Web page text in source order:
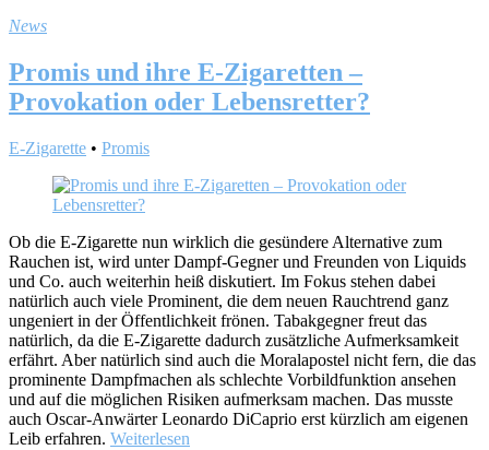
News
Promis und ihre E-Zigaretten –
Provokation oder Lebensretter?
E-Zigarette • Promis
Ob die E-Zigarette nun wirklich die gesündere Alternative zum
Rauchen ist, wird unter Dampf-Gegner und Freunden von Liquids
und Co. auch weiterhin heiß diskutiert. Im Fokus stehen dabei
natürlich auch viele Prominent, die dem neuen Rauchtrend ganz
ungeniert in der Öffentlichkeit frönen. Tabakgegner freut das
natürlich, da die E-Zigarette dadurch zusätzliche Aufmerksamkeit
erfährt. Aber natürlich sind auch die Moralapostel nicht fern, die das
prominente Dampfmachen als schlechte Vorbildfunktion ansehen
und auf die möglichen Risiken aufmerksam machen. Das musste
auch Oscar-Anwärter Leonardo DiCaprio erst kürzlich am eigenen
Leib erfahren. Weiterlesen